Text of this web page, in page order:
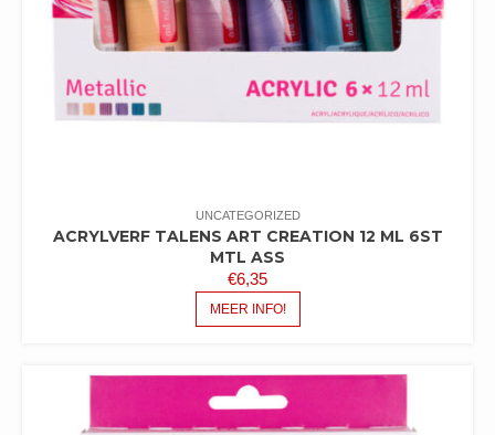
UNCATEGORIZED
ACRYLVERF TALENS ART CREATION 12 ML 6ST
MTL ASS
€6,35
MEER INFO!